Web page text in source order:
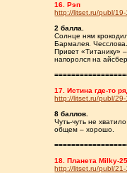
16. Рэп
http://litset.ru/publ/19-
2 балла.
Солнце ням
Бармалея. Чесслова.
Привет «Титанику»
напоролся на
17. Истина где-то
http://litset.ru/publ/29-
8 баллов.
Чуть-чуть не
общем – хорошо.
18. Планета Milky-25
http://litset.ru/publ/21-